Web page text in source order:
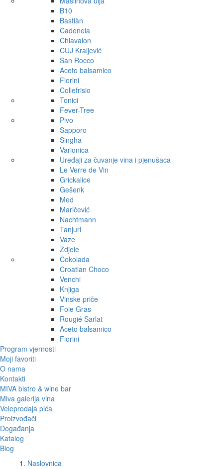
B10
Bastiàn
Cadenela
Chiavalon
CUJ Kraljević
San Rocco
Aceto balsamico
Fiorini
Collefrisio
Tonici
Fever-Tree
Pivo
Sapporo
Singha
Varionica
Uređaji za čuvanje vina i pjenušaca
Le Verre de Vin
Grickalice
Gešenk
Med
Maričević
Nachtmann
Tanjuri
Vaze
Zdjele
Čokolada
Croatian Choco
Venchi
Knjiga
Vinske priče
Foie Gras
Rougié Sarlat
Aceto balsamico
Fiorini
Program vjernosti
Moji favoriti
O nama
Kontakti
MIVA bistro & wine bar
Miva galerija vina
Veleprodaja pića
Proizvođači
Događanja
Katalog
Blog
Naslovnica